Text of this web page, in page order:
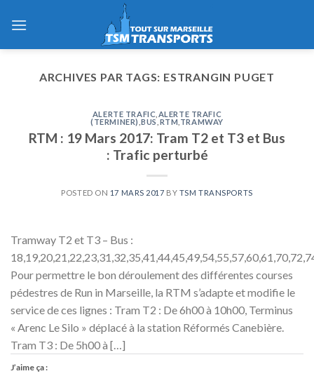
ARCHIVES PAR TAGS: ESTRANGIN PUGET
ALERTE TRAFIC ALERTE TRAFIC
(TERMINER) ,BUS RTM TRAMWAY
RTM : 19 Mars 2017: Tram T2 et T3 et Bus
: Trafic perturbé
POSTED ON 17 MARS 2017 BY TSM TRANSPORTS
Tramway T2 et T3 – Bus :
Pour permettre le bon déroulement des différentes courses
pédestres de Run in Marseille, la RTM s’adapte et modifie le
service de ces lignes : Tram T2 : De 6h00 à 10h00, Terminus
« Arenc Le Silo » déplacé à la station Réformés Canebière.
Tram T3 : De 5h00 à […]
J’aime ça :